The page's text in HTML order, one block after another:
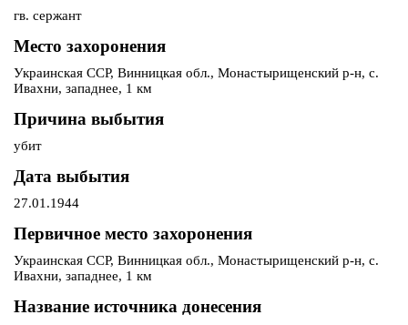
гв. сержант
Место захоронения
Украинская ССР, Винницкая обл., Монастырищенский р-н, с.
Ивахни, западнее, 1 км
Причина выбытия
убит
Дата выбытия
27.01.1944
Первичное место захоронения
Украинская ССР, Винницкая обл., Монастырищенский р-н, с.
Ивахни, западнее, 1 км
Название источника донесения